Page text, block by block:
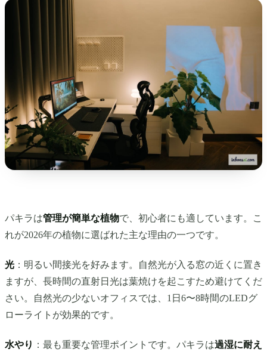
パキラは管理が簡単な植物で、初心者にも適しています。こ
れが2026年の植物に選ばれた主な理由の一つです。
光 ：明るい間接光を好みます。自然光が入る窓の近くに置き
ますが、長時間の直射日光は葉焼けを起こすため避けてくだ
さい。自然光の少ないオフィスでは、1日6〜8時間のLEDグ
ローライトが効果的です。
水やり ：最も重要な管理ポイントです。パキラは過湿に耐え